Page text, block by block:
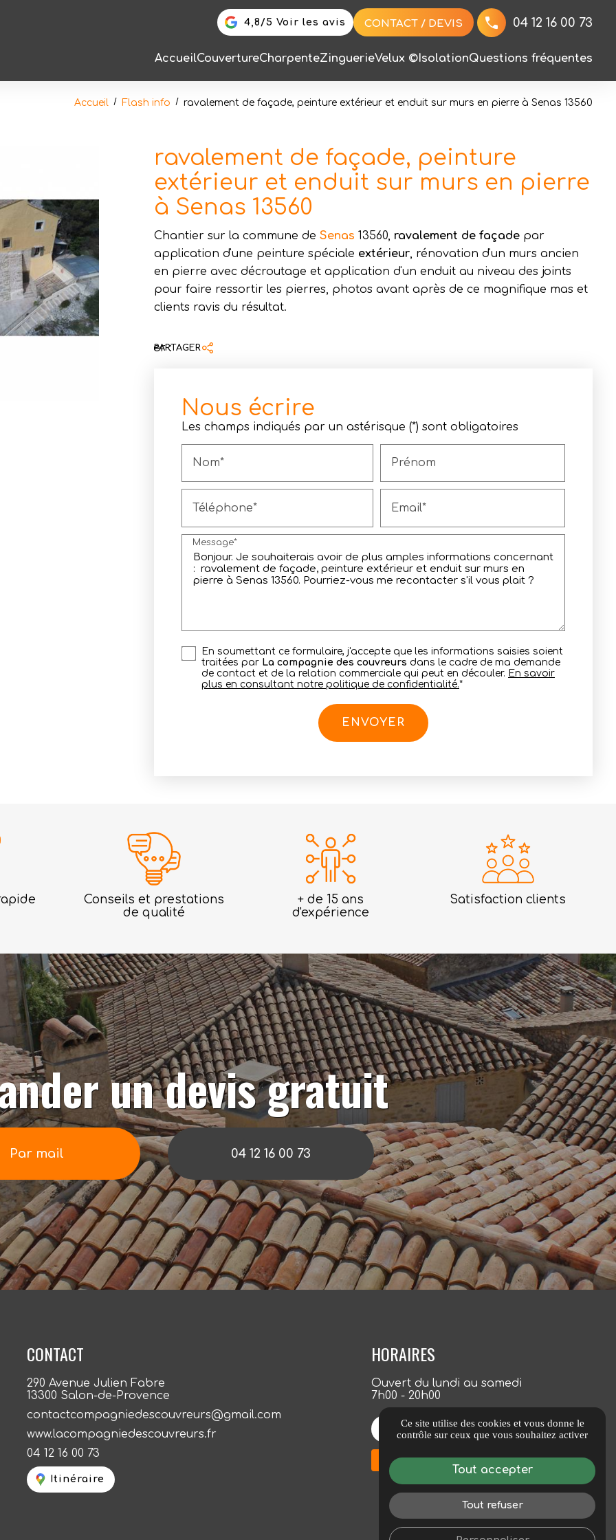
4,8/5 Voir les avis CONTACT / DEVIS 04 12 16 00 73
AccueilCouvertureCharpenteZinguerieVelux ©IsolationQuestions fréquentes
Accueil Flash info ravalement de façade, peinture extérieur et enduit sur murs en pierre à Senas 13560
ravalement de façade, peinture
extérieur et enduit sur murs en pierre
à Senas 13560
Chantier sur la commune de Senas 13560, ravalement de façade par
application d'une peinture spéciale extérieur , rénovation d'un murs ancien
en pierre avec décroutage et application d'un enduit au niveau des joints
pour faire ressortir les pierres, photos avant après de ce magnifique mas et
clients ravis du résultat.
PARTAGER
Partager :
Nous écrire
Les champs indiqués par un astérisque (*) sont obligatoires
Nom* Prénom
Téléphone* Email*
Message*
En soumettant ce formulaire, j'accepte que les informations saisies soient
traitées par La compagnie des couvreurs dans le cadre de ma demande
de contact et de la relation commerciale qui peut en découler. En savoir
plus en consultant notre politique de confidentialité.*
Conseils et prestations
de qualité
+ de 15 ans
d'expérience
Satisfaction clients
un devis gratuit
Par mail 04 12 16 00 73
CONTACT
290 Avenue Julien Fabre
13300 Salon-de-Provence
contactcompagniedescouvreurs@gmail.com
www.lacompagniedescouvreurs.fr
04 12 16 00 73
Itinéraire
HORAIRES
Ouvert du lundi au samedi
7h00 - 20h00
4,8/5 Voir les avis
Ce site utilise des cookies et vous donne le
contrôle sur ceux que vous souhaitez activer
Tout accepter
Tout refuser